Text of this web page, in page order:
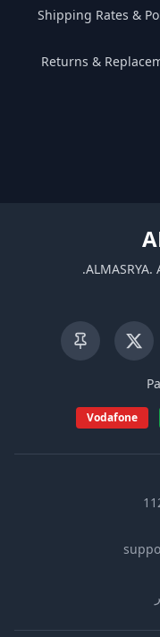
Shipping Rates &
Returns &
ALMASRYA.
.
Vodafone